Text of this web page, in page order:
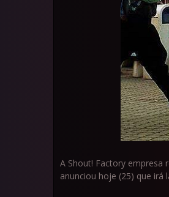
A Shout! Factory empresa
anunciou hoje (25) que irá